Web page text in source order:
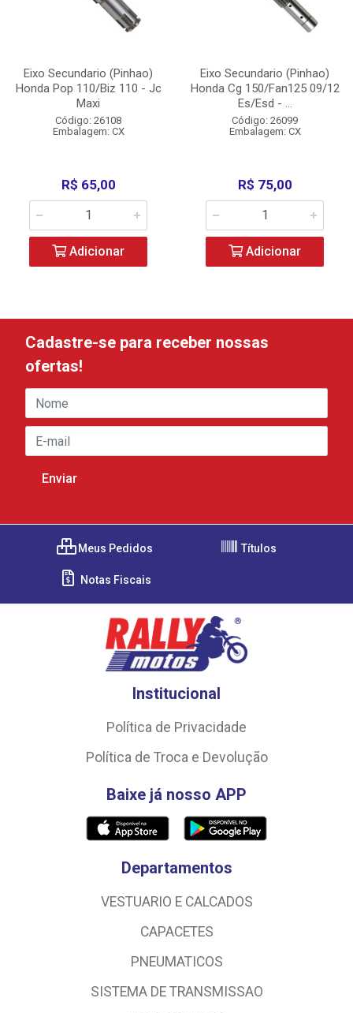
Eixo Secundario (Pinhao)
Honda Pop 110/Biz 110 - Jc
Maxi
Código: 26108
Embalagem: CX
R$ 65,00
Adicionar
Eixo Secundario (Pinhao)
Honda Cg 150/Fan125 09/12
Es/Esd - ...
Código: 26099
Embalagem: CX
R$ 75,00
Adicionar
Cadastre-se para receber nossas
ofertas!
Meus Pedidos Títulos
Notas Fiscais
Institucional
Política de Privacidade
Política de Troca e Devolução
Baixe já nosso APP
Departamentos
VESTUARIO E CALCADOS
CAPACETES
PNEUMATICOS
SISTEMA DE TRANSMISSAO